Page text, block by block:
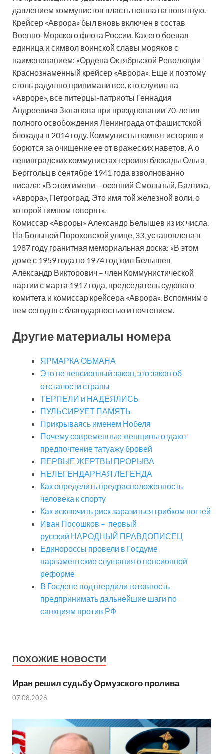
давлением коммунистов власть пошла на попятную.
Крейсер «Аврора» был вновь включен в состав
Военно-Морского флота России. Как его боевая
единица и символ воинской славы моряков с
наименованием: «Ордена Октябрьской Революции
Краснознаменный крейсер «Аврора». Еще и поэтому
столь радушно принимали все, кто служил на
«Авроре», все питерцы-патриоты Геннадия
Андреевича Зюганова при праздновании 70-летия
полного освобождения Ленинграда от фашистской
блокады в 2014 году. Коммунисты помнят историю и
борются за очищение ее от вражеских наветов. А о
ленинградских коммунистах героиня блокады Ольга
Берггольц в сентябре 1941 года взволнованно
писала: «В этом имени – осенний Смольный, Балтика,
«Аврора», Петроград. Это имя той железной воли, о
которой гимном говорят».
Комиссар «Авроры» Александр Белышев из их числа.
На Большой Пороховской улице, 33, установлена в
1987 году гранитная мемориальная доска: «В этом
доме с 1959 года по 1974 год жил Белышев
Александр Викторович – член Коммунистической
партии с марта 1917 года, председатель судового
комитета и комиссар крейсера «Аврора». Вспомним о
нем сегодня с благодарностью и почтением.
Другие материалы номера
ЯРМАРКА ОБМАНА
Это не пенсионный закон, это закон об
отсталости страны
ТЕРПЕЛИ и НАДЕЯЛИСЬ
ПУЛЬСИРУЕТ ПАМЯТЬ
Прикрываясь именем Нобеля
Почему современные женщины отдают
предпочтение татуажу бровей
ПЕРВЫЕ ЖЕРТВЫ ПРОРЫВА
НЕЛЕГЕНДАРНАЯ ЛЕГЕНДА
Как определить предрасположенность
человека к спорту
Как исключить риск заразиться грибком ногтей
Иван Посошков – первый
русский НАРОДНЫЙ ПРАВДОПИСЕЦ
Единороссы провели в Госдуме
парламентские слушания о пенсионной
реформе
В Госдепе подтвердили готовность
предпринимать дальнейшие шаги по
санкциям против РФ
ПОХОЖИЕ НОВОСТИ
Иран решил судьбу Ормузского пролива
07.08.2026